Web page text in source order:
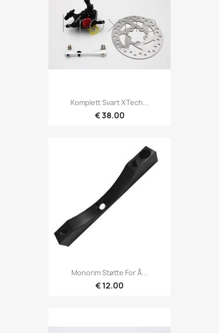
Komplett Svart XTech...
€ 38.00
Monorim Støtte For Å...
€ 12.00